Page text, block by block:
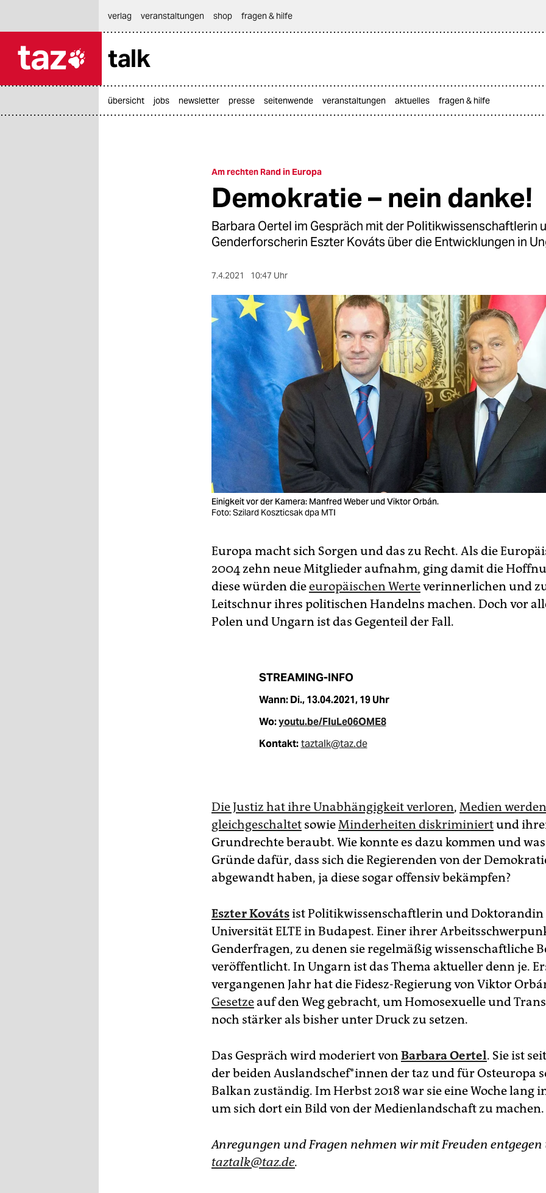
themen
verlag
veranstaltungen shop fragen & hilfe
talk
übersicht jobs newsletter presse seitenwende veranstaltungen aktuelles fragen & hilfe
Am rechten Rand in Europa
Demokratie – nein danke!
Barbara Oertel im Gespräch mit der Politikwissenschaftlerin
Genderforscherin Eszter Kováts über die Entwicklungen in
7.4.2021 10:47 Uhr
Einigkeit vor der Kamera: Manfred Weber und Viktor Orbán.
Foto: Szilard Koszticsak dpa MTI
Europa macht sich Sorgen und das zu Recht. Als die
2004 zehn neue Mitglieder aufnahm, ging damit die
diese würden dieeuropäischen Werteverinnerlichen und
Leitschnur ihres politischen Handelns machen. Doch vor
Polen und Ungarn ist das Gegenteil der Fall.
STREAMING-INFO
Wann: Di., 13.04.2021, 19 Uhr
Wo:youtu.be/FIuLe06OME8
Kontakt: taztalk@taz.de
Die Justiz hat ihre Unabhängigkeit verloren, Medien werden
gleichgeschaltet sowieMinderheiten diskriminiertund
Grundrechte beraubt. Wie konnte es dazu kommen und
Gründe dafür, dass sich die Regierenden von der
abgewandt haben, ja diese sogar offensiv bekämpfen?
Eszter Kovátsist Politikwissenschaftlerin und Doktorandin
Universität ELTE in Budapest. Einer ihrer
Genderfragen, zu denen sie regelmäßig wissenschaftliche
veröffentlicht. In Ungarn ist das Thema aktueller denn je.
vergangenen Jahr hat die Fidesz-Regierung von Viktor
Gesetzeauf den Weg gebracht, um Homosexuelle und
noch stärker als bisher unter Druck zu setzen.
Das Gespräch wird moderiert vonBarbara Oertel. Sie ist
der beiden Auslandschef*innen der taz und für Osteuropa
Balkan zuständig. Im Herbst 2018 war sie eine Woche lang
um sich dort ein Bild von der Medienlandschaft zu machen.
Anregungen und Fragen nehmen wir mit Freuden entgegen
taztalk@taz.de.